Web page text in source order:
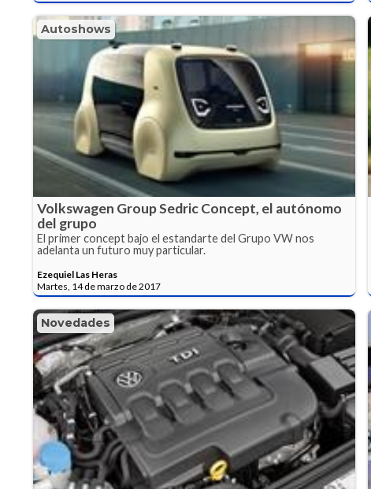
Autoshows
Volkswagen Group Sedric Concept, el autónomo
del grupo
El primer concept bajo el estandarte del Grupo VW nos
adelanta un futuro muy particular.
Ezequiel Las Heras
Martes, 14 de marzo de 2017
Novedades